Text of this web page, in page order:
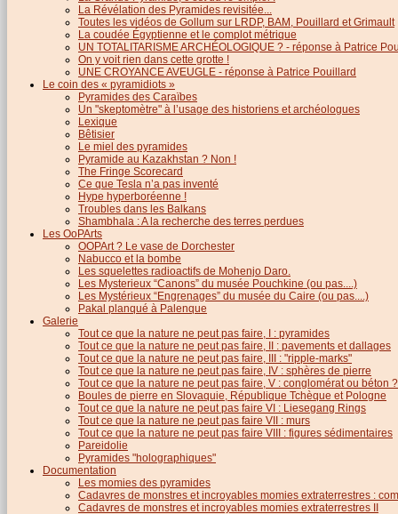
La Révélation des Pyramides revisitée...
Toutes les vidéos de Gollum sur LRDP, BAM, Pouillard et Grimault
La coudée Égyptienne et le complot métrique
UN TOTALITARISME ARCHÉOLOGIQUE ? - réponse à Patrice
On y voit rien dans cette grotte !
UNE CROYANCE AVEUGLE - réponse à Patrice Pouillard
Le coin des « pyramidiots »
Pyramides des Caraïbes
Un "skeptomètre" à l’usage des historiens et archéologues
Lexique
Bêtisier
Le miel des pyramides
Pyramide au Kazakhstan ? Non !
The Fringe Scorecard
Ce que Tesla n’a pas inventé
Hype hyperboréenne !
Troubles dans les Balkans
Shambhala : A la recherche des terres perdues
Les OoPArts
OOPArt ? Le vase de Dorchester
Nabucco et la bombe
Les squelettes radioactifs de Mohenjo Daro.
Les Mysterieux “Canons” du musée Pouchkine (ou pas....)
Les Mystérieux “Engrenages” du musée du Caire (ou pas....)
Pakal planqué à Palenque
Galerie
Tout ce que la nature ne peut pas faire, I : pyramides
Tout ce que la nature ne peut pas faire, II : pavements et dallages
Tout ce que la nature ne peut pas faire, III : "ripple-marks"
Tout ce que la nature ne peut pas faire, IV : sphères de pierre
Tout ce que la nature ne peut pas faire, V : conglomérat ou béton ?
Boules de pierre en Slovaquie, République Tchèque et Pologne
Tout ce que la nature ne peut pas faire VI : Liesegang Rings
Tout ce que la nature ne peut pas faire VII : murs
Tout ce que la nature ne peut pas faire VIII : figures sédimentaires
Pareidolie
Pyramides "holographiques"
Documentation
Les momies des pyramides
Cadavres de monstres et incroyables momies extraterrestres :
Cadavres de monstres et incroyables momies extraterrestres II